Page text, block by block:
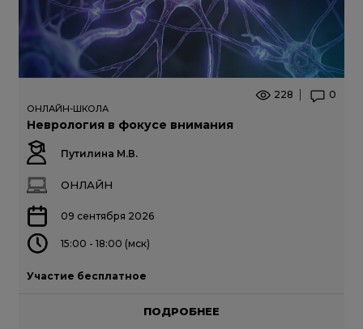
228 0
ОНЛАЙН-ШКОЛА
Неврология в фокусе внимания
Путилина М.В.
ОНЛАЙН
09 сентября 2026
15:00 - 18:00 (мск)
Участие бесплатное
ПОДРОБНЕЕ